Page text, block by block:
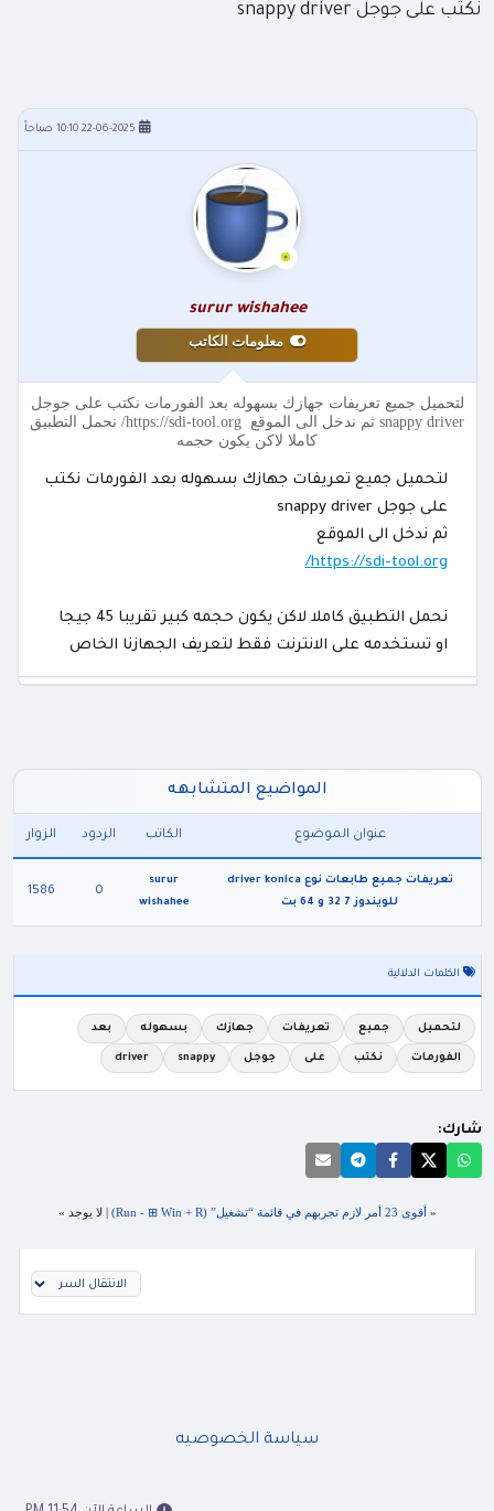
نكتب على جوجل snappy driver
22-06-2025 10:10 صباحاً
surur wishahee
معلومات الكاتب
لتحميل جميع تعريفات جهازك بسهوله بعد الفورمات نكتب على جوجل
snappy driver ثم ندخل الى الموقع https://sdi-tool.org/ نحمل التطبيق
كاملا لاكن يكون حجمه
لتحميل جميع تعريفات جهازك بسهوله بعد الفورمات نكتب
على جوجل snappy driver
ثم ندخل الى الموقع
https://sdi-tool.org/
نحمل التطبيق كاملا لاكن يكون حجمه كبير تقريبا 45 جيجا
او تستخدمه على الانترنت فقط لتعريف الجهازنا الخاص
المواضيع المتشابهه
عنوان الموضوع الكاتب الردود الزوار
تعريفات جميع طابعات نوع driver konica
للويندوز 7 32 و 64 بت
surur
wishahee
0
1586
الكلمات الدلالية
لتحميل جميع تعريفات جهازك بسهوله بعد
الفورمات نكتب على جوجل snappy
driver
شارك:
«أقوى 23 أمر لازم تجربهم في قائمة “تشغيل” (Run - ⊞ Win + R) | لا يوجد »
سياسة الخصوصيه